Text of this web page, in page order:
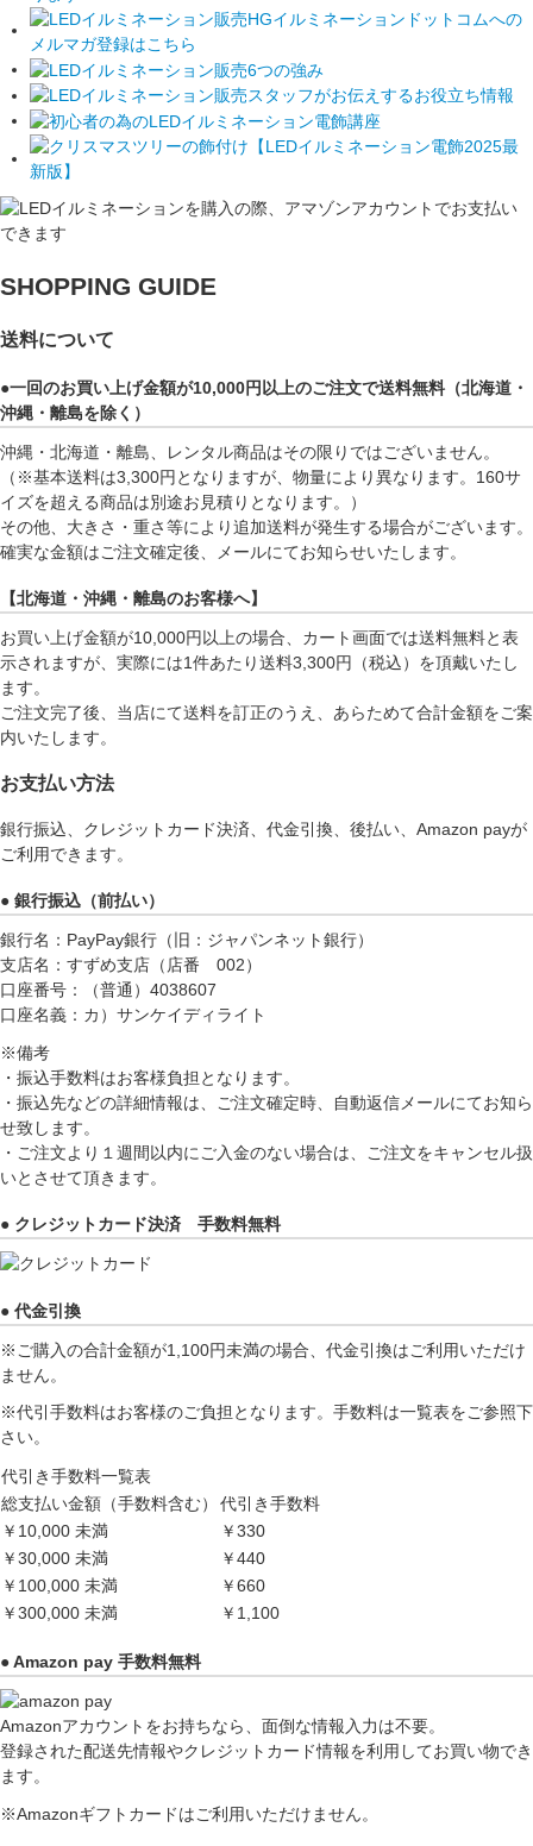
SHOPPING GUIDE
送料について
●一回のお買い上げ金額が10,000円以上のご注文で送料無料（北海道・
沖縄・離島を除く）
沖縄・北海道・離島、レンタル商品はその限りではございません。
（※基本送料は3,300円となりますが、物量により異なります。160サ
イズを超える商品は別途お見積りとなります。）
その他、大きさ・重さ等により追加送料が発生する場合がございます。
確実な金額はご注文確定後、メールにてお知らせいたします。
【北海道・沖縄・離島のお客様へ】
お買い上げ金額が10,000円以上の場合、カート画面では送料無料と表
示されますが、実際には1件あたり送料3,300円（税込）を頂戴いたし
ます。
ご注文完了後、当店にて送料を訂正のうえ、あらためて合計金額をご案
内いたします。
お支払い方法
銀行振込、クレジットカード決済、代金引換、後払い、Amazon payが
ご利用できます。
● 銀行振込（前払い）
銀行名：PayPay銀行（旧：ジャパンネット銀行）
支店名：すずめ支店（店番 002）
口座番号：（普通）4038607
口座名義：カ）サンケイディライト
※備考
・振込手数料はお客様負担となります。
・振込先などの詳細情報は、ご注文確定時、自動返信メールにてお知ら
せ致します。
・ご注文より１週間以内にご入金のない場合は、ご注文をキャンセル扱
いとさせて頂きます。
● クレジットカード決済 手数料無料
● 代金引換
※ご購入の合計金額が1,100円未満の場合、代金引換はご利用いただけ
ません。
※代引手数料はお客様のご負担となります。手数料は一覧表をご参照下
さい。
代引き手数料一覧表
総支払い金額（手数料含む）
代引き手数料
￥10,000 未満
￥330
￥30,000 未満
￥440
￥100,000 未満
￥660
￥300,000 未満
￥1,100
● Amazon pay 手数料無料
Amazonアカウントをお持ちなら、面倒な情報入力は不要。
登録された配送先情報やクレジットカード情報を利用してお買い物でき
ます。
※Amazonギフトカードはご利用いただけません。